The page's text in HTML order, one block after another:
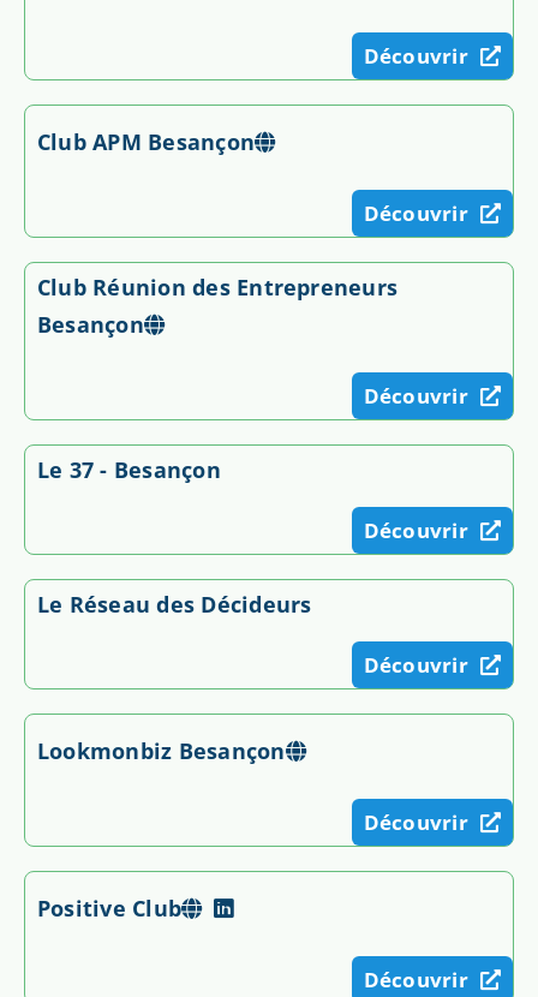
Découvrir
Club APM Besançon
Découvrir
Club Réunion des Entrepreneurs
Besançon
Découvrir
Le 37 - Besançon
Découvrir
Le Réseau des Décideurs
Découvrir
Lookmonbiz Besançon
Découvrir
Positive Club
Découvrir